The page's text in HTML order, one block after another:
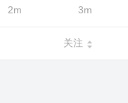
2m 3m
关注